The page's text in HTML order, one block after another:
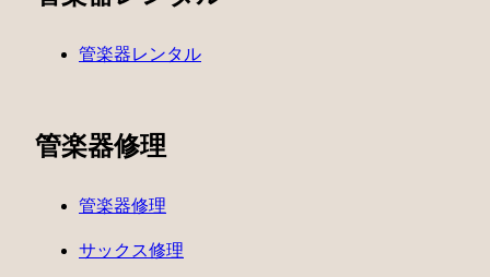
管楽器レンタル
管楽器修理
管楽器修理
サックス修理